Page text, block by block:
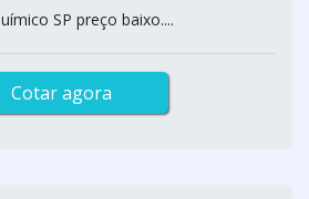
SP preço baixo....
Cotar agora